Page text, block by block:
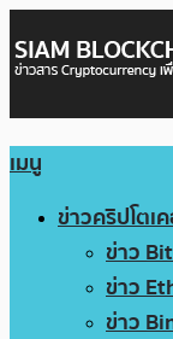
เมนู
ข่าวคริปโตเ
ข่าว
ข่าว
ข่าว